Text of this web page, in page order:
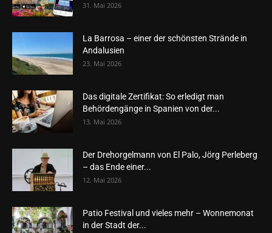
31. Mai 2026
La Barrosa – einer der schönsten Strände in
Andalusien
23. Mai 2026
Das digitale Zertifikat: So erledigt man
Behördengänge in Spanien von der...
13. Mai 2026
Der Drehorgelmann von El Palo, Jörg Perleberg
– das Ende einer...
12. Mai 2026
Patio Festival und vieles mehr – Wonnemonat
in der Stadt der...